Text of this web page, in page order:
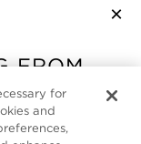
×
FROM
States,
for
and